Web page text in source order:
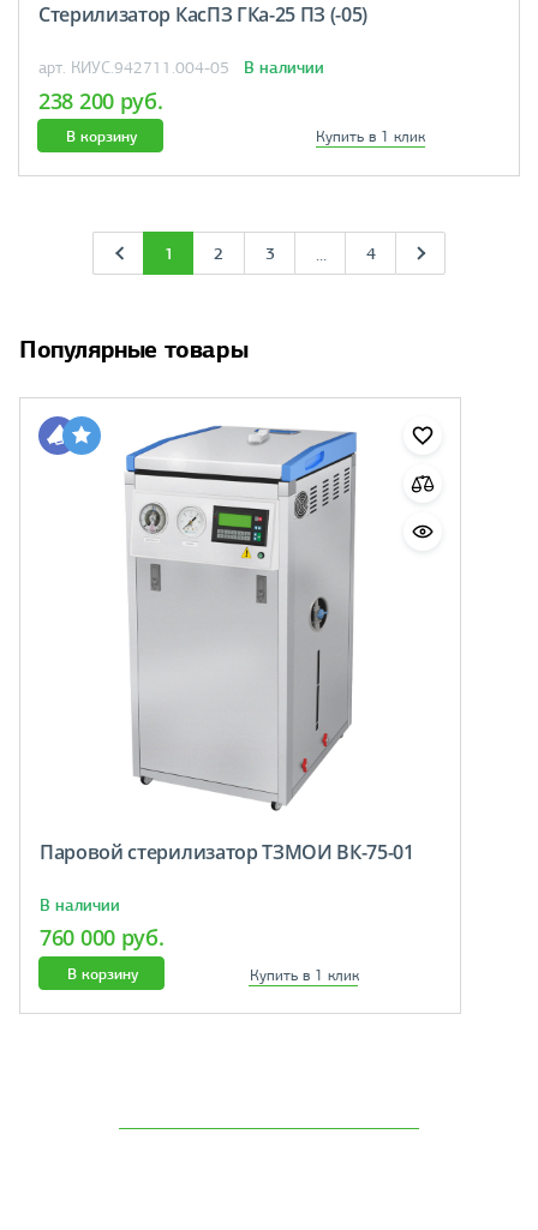
Стерилизатор КасПЗ ГКа-25 ПЗ (-05)
арт. КИУС.942711.004-05 В наличии
238 200 руб.
В корзину Купить в 1 клик
1 2 3 ... 4
Популярные товары
Паровой стерилизатор ТЗМОИ ВК-75-01
В наличии
760 000 руб.
В корзину Купить в 1 клик